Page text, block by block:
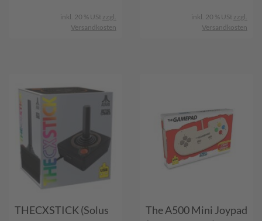
inkl. 20 % USt zzgl.
Versandkosten
inkl. 20 % USt zzgl.
Versandkosten
THECXSTICK (Solus
The A500 Mini Joypad